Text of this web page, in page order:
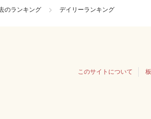
のランキング デイリーランキング
このサイトについて